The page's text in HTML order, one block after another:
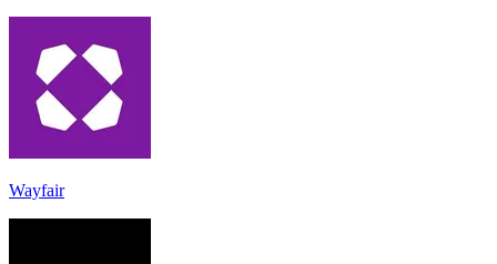
Wayfair